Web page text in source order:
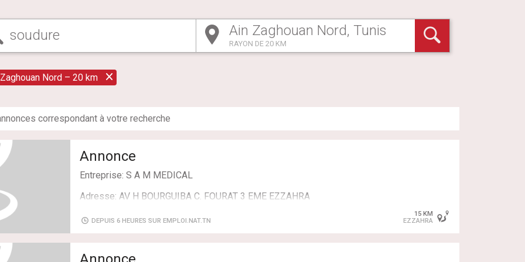
RAYON DE 20 KM
Nord – 20 km
s correspondant à votre recherche
Annonce
Entreprise: S A M MEDICAL
Adresse: AV H BOURGUIBA C. FOURAT 3 EME EZZAHRA
Région: BEN AROUS
Domaine: Mécanique, Maintenance, Soudure
DEPUIS 6 HEURES SUR EMPLOI.NAT.TN
15 KM
EZZAHRA